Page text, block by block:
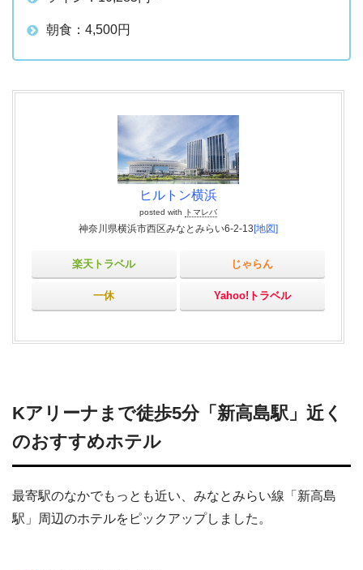
朝食：4,500円
ヒルトン横浜
posted with トマレバ
神奈川県横浜市西区みなとみらい6-2-13[地図]
楽天トラベル じゃらん
一休 Yahoo!トラベル
Kアリーナまで徒歩5分「新高島駅」近く
のおすすめホテル
最寄駅のなかでもっとも近い、みなとみらい線「新高島
駅」周辺のホテルをピックアップしました。